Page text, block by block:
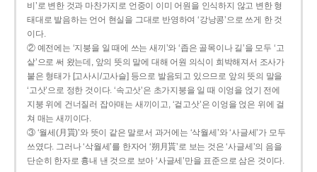
비’로 변한 것과 마찬가지로 언중이 이미 어원을 인식하지 않고 변한 형
태대로 발음하는 언어 현실을 그대로 반영하여 ‘강낭콩’으로 쓰게 한 것
이다.
② 예전에는 ‘지붕을 일 때에 쓰는 새끼’와 ‘좁은 골목이나 길’을 모두 ‘고
샅’으로 써 왔는데, 앞의 뜻의 말에 대해 어원 의식이 희박해져서 조사가
붙은 형태가 [고사시/고사슬] 등으로 발음되고 있으므로 앞의 뜻의 말을
‘고삿’으로 정한 것이다. ‘속고삿’은 초가지붕을 일 때 이엉을 얹기 전에
지붕 위에 건너질러 잡아매는 새끼이고, ‘겉고삿’은 이엉을 얹은 위에 걸
쳐 매는 새끼이다.
③ ‘월세(月貰)’와 뜻이 같은 말로서 과거에는 ‘삭월세’와 ‘사글세’가 모두
쓰였다. 그러나 ‘삭월세’를 한자어 ‘朔月貰’로 보는 것은 ‘사글세’의 음을
단순히 한자로 흉내 낸 것으로 보아 ‘사글세’만을 표준으로 삼은 것이다.